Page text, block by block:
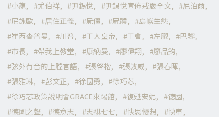
小龍
尤伯祥 尹錫悅 尹錫悅宣佈戒嚴全文
尼泊爾
尼詠歐
居住正義 屍僵 屍體
島嶼生態
崔西查普曼
川普 工人皇帝 工會 左膠
巴黎
市長
帶我上教堂 康納曼 廖偉翔
廖品鈞
弦外有音的上膛言語
張啓楷 張敦威
張春暉
張雅琳
彭文正 徐國勇
徐巧芯
徐巧芯政策說明會GRACE來踢館
復甦安妮
德國
德國之聲
德意志 志祺七七 快思慢想
快車